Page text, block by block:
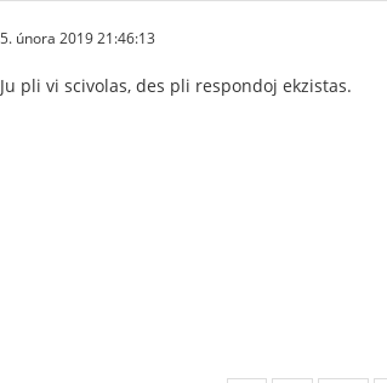
5. února 2019 21:46:13
Ju pli vi scivolas, des pli respondoj ekzistas.